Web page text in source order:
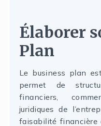
Élaborer
Plan
Le business plan
permet de
financiers,
juridiques de
faisabilité financière